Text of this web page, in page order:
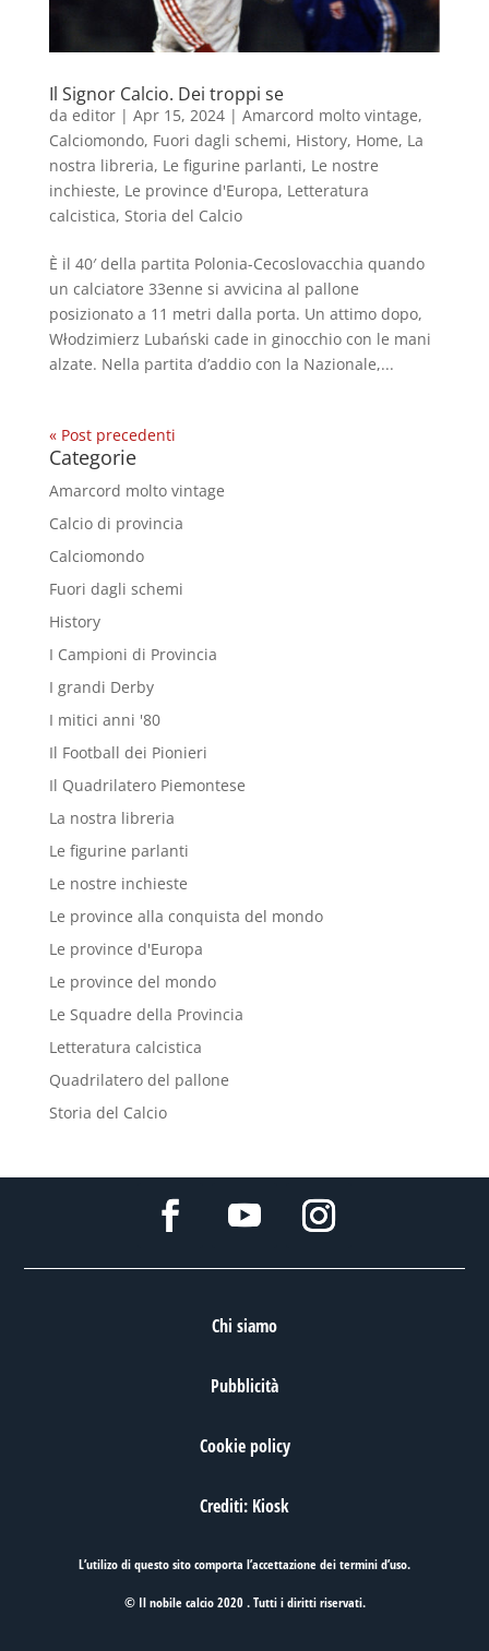
Il Signor Calcio. Dei troppi se
da editor| Apr 15, 2024| Amarcord molto vintage,
Calciomondo, Fuori dagli schemi, History, Home, La
nostra libreria, Le figurine parlanti, Le nostre
inchieste, Le province d'Europa, Letteratura
calcistica, Storia del Calcio
È il 40′ della partita Polonia-Cecoslovacchia quando
un calciatore 33enne si avvicina al pallone
posizionato a 11 metri dalla porta. Un attimo dopo,
Włodzimierz Lubański cade in ginocchio con le mani
alzate. Nella partita d’addio con la Nazionale,...
« Post precedenti
Categorie
Amarcord molto vintage
Calcio di provincia
Calciomondo
Fuori dagli schemi
History
I Campioni di Provincia
I grandi Derby
I mitici anni '80
Il Football dei Pionieri
Il Quadrilatero Piemontese
La nostra libreria
Le figurine parlanti
Le nostre inchieste
Le province alla conquista del mondo
Le province d'Europa
Le province del mondo
Le Squadre della Provincia
Letteratura calcistica
Quadrilatero del pallone
Storia del Calcio
Chi siamo
Pubblicità
Cookie policy
Crediti: Kiosk
L’utilizo di questo sito comporta l’accettazione deitermini d’uso.
© Il nobile calcio 2020 . Tutti i diritti riservati.